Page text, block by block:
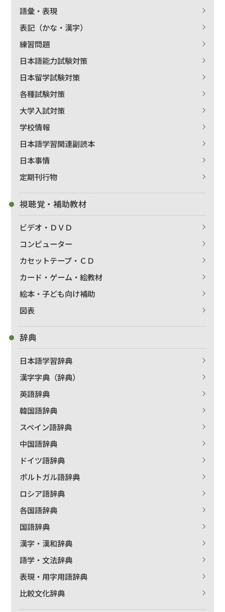
語彙・表現
表記（かな・漢字）
練習問題
日本語能力試験対策
日本留学試験対策
各種試験対策
大学入試対策
学校情報
日本語学習関連副読本
日本事情
定期刊行物
視聴覚・補助教材
ビデオ・ＤＶＤ
コンピューター
カセットテープ・ＣＤ
カード・ゲーム・絵教材
絵本・子ども向け補助
図表
辞典
日本語学習辞典
漢字字典（辞典）
英語辞典
韓国語辞典
スペイン語辞典
中国語辞典
ドイツ語辞典
ポルトガル語辞典
ロシア語辞典
各国語辞典
国語辞典
漢字・漢和辞典
語学・文法辞典
表現・用字用語辞典
比較文化辞典